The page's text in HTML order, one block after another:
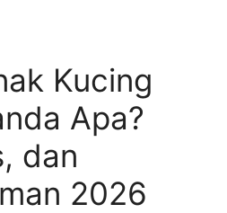
Kucing
Apa?
dan
2026